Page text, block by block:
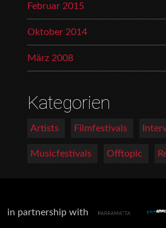
Februar 2015
Oktober 2014
März 2008
Kategorien
Artists Filmfestivals
Musicfestivals Offtopic
in partnership with